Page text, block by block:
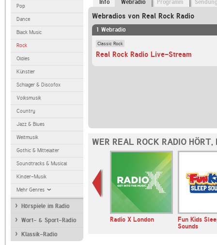
Pop
Dance
Black Music
Rock
Oldies
Künstler
Schlager & Discofox
Volksmusik
Country
Jazz & Blues
Weltmusik
Gothic & Mittelalter
Soundtracks & Musical
Kinder-Musik
Mehr Genres
Hörspiele im Radio
Wort- & Sport-Radio
Klassik-Radio
Info Webradio Programm
Webradios von Real Rock Radio
1 Webradio
Classic Rock
Real Rock Radio Live-Stream
WER REAL ROCK RADIO HÖRT,
Ulster BBC Radio 1 Radio X London
Fun Kids
Sounds